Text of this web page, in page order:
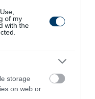
of my
with the
storage
on web or
királya.
színeivel a
állóvizek dísze.
látványos
kihívása.
ragadozó
nőhet.